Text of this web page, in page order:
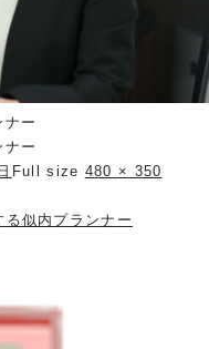
ー
ー
Full size 480 × 350
似内プランナー